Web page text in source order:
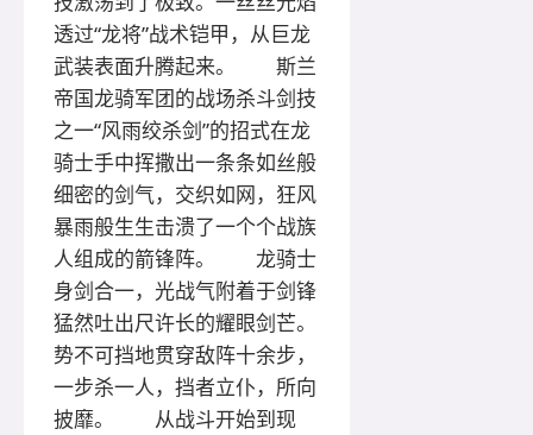
透过“龙将”战术铠甲，从巨龙
武装表面升腾起来。 斯兰
帝国龙骑军团的战场杀斗剑技
之一“风雨绞杀剑”的招式在龙
骑士手中挥撒出一条条如丝般
细密的剑气，交织如网，狂风
暴雨般生生击溃了一个个战族
人组成的箭锋阵。 龙骑士
身剑合一，光战气附着于剑锋
猛然吐出尺许长的耀眼剑芒。
势不可挡地贯穿敌阵十余步，
一步杀一人，挡者立仆，所向
披靡。 从战斗开始到现